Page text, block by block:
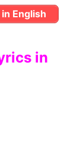
English
in